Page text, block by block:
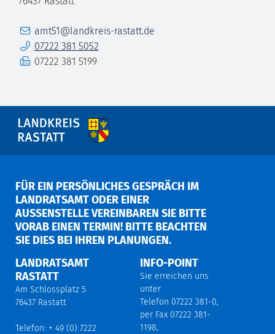
E-Mailamt51@landkreis-rastatt.de
Telefon07222 381 5052
Fax 07222 381 5199
FÜR EIN PERSÖNLICHES GESPRÄCH IM
LANDRATSAMT ODER EINER
AUSSENSTELLE VEREINBAREN SIE BITTE V
ORAB EINEN TERMIN! BITTE BEACHTEN S
IE DIES BEI IHREN PLANUNGEN.
LANDRATSAMT
RASTATT
Am Schlossplatz 5
76437 Rastatt
Telefon: + 49 (0) 7222
INFO-POINT
Sie erreichen uns
unter
Telefon 07222 381-0,
per Fax 07222 381-
1198,